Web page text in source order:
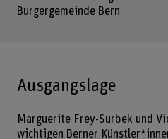
Burgergemeinde Bern
Ausgangslage
Marguerite Frey-Surbek und
wichtigen Berner